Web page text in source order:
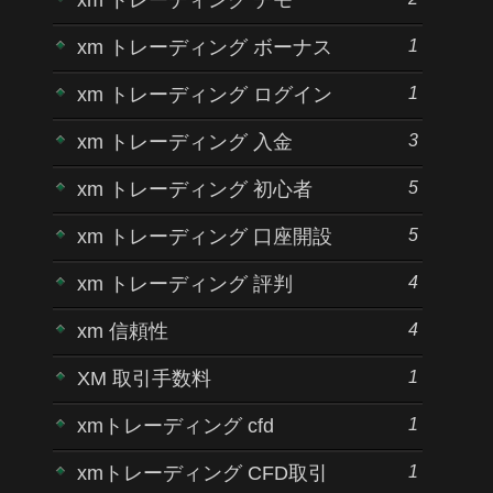
xm トレーディング ボーナス 1
xm トレーディング ログイン 1
xm トレーディング 入金 3
xm トレーディング 初心者 5
xm トレーディング 口座開設 5
xm トレーディング 評判 4
xm 信頼性 4
XM 取引手数料 1
xmトレーディング cfd 1
xmトレーディング CFD取引 1